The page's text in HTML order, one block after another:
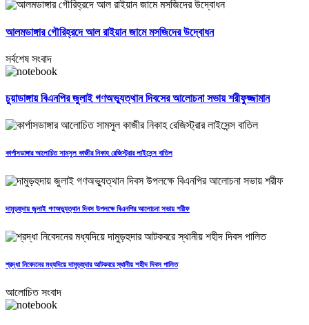
আলমডাঙ্গার গৌরিহ্রদে আল রাইয়ান জামে মসজিদের উদ্বোধন
সর্বশেষ সংবাদ
চুয়াডাঙ্গায় বিএনপির জুলাই গণঅভ্যুত্থান দিবসের আলোচনা সভায় শরীফুজ্জামান
কার্পাসডাঙ্গার আলোচিত সামসুল কাজীর নিকাহ রেজিস্ট্রার লাইসেন্স বাতিল
দামুড়হুদায় জুলাই গণঅভ্যুত্থান দিবস উপলক্ষে বিএনপির আলোচনা সভায় শরীফ
শ্রদ্ধা নিবেদনের মধ্যদিয়ে দামুড়হুদার আটকবরে স্থানীয় শহীদ দিবস পালিত
আলোচিত সংবাদ